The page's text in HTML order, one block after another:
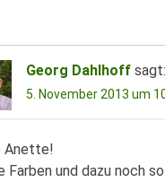
Georg Dahlhoff sagt:
5. November 2013 um
Anette!
Farben und dazu noch